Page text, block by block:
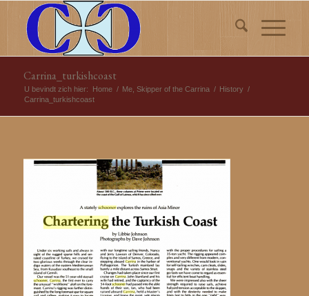
Carrina_turkishcoast
U bevindt zich hier: Home / Me, Skipper of the Carrina / History /
Carrina_turkishcoast